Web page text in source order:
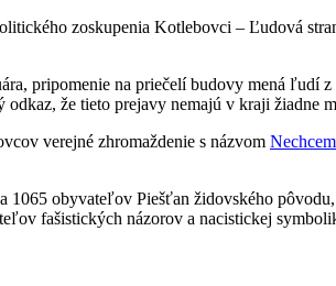
zoskupenia Kotlebovci – Ľudová
pripomenie na priečelí budovy mená
že tieto prejavy nemajú v kraji žiadne
verejné zhromaždenie s názvom
1065 obyvateľov Piešťan židovského
fašistických názorov a nacistickej